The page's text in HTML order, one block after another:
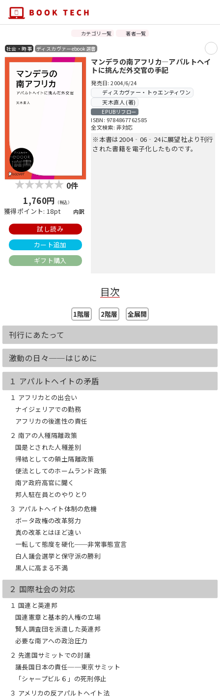
カテゴリ一覧 著者一覧
社会・時事 ディスカヴァーebook選書
0件
1,760円 （税込）
獲得ポイント: 18pt 内訳
試し読み
カート追加
ギフト購入
マンデラの南アフリカ―アパルトヘイ
トに挑んだ外交官の手記
発売日: 2004/6/24
ディスカヴァー・トゥエンティワン
天木直人 (著)
EPUBリフロー
ISBN: 9784867762585
全文検索: 非対応
※本書は2004‐06‐24に展望社より刊行
された書籍を電子化したものです。
目次
1階層 2階層 全展開
刊行にあたって
激動の日々──はじめに
１ アパルトヘイトの矛盾
１ アフリカとの出会い
ナイジェリアでの勤務
アフリカの後進性の責任
２ 南アの人種隔離政策
国是とされた人種差別
帰結としての領土隔離政策
便法としてのホームランド政策
南ア政府高官に聞く
邦人駐在員とのやりとり
３ アパルトヘイト体制の危機
ボータ政権の改革努力
真の改革とはほど遠い
一転して態度を硬化──非常事態宣言
白人議会選挙と保守派の勝利
黒人に高まる不満
２ 国際社会の対応
１ 国連と英連邦
国連憲章と基本的人権の立場
賢人調査団を派遣した英連邦
必要な南アへの政治圧力
２ 先進国サミットでの討議
議長国日本の責任──東京サミット
「シャープビル６」の死刑停止
３ アメリカの反アパルトヘイト法